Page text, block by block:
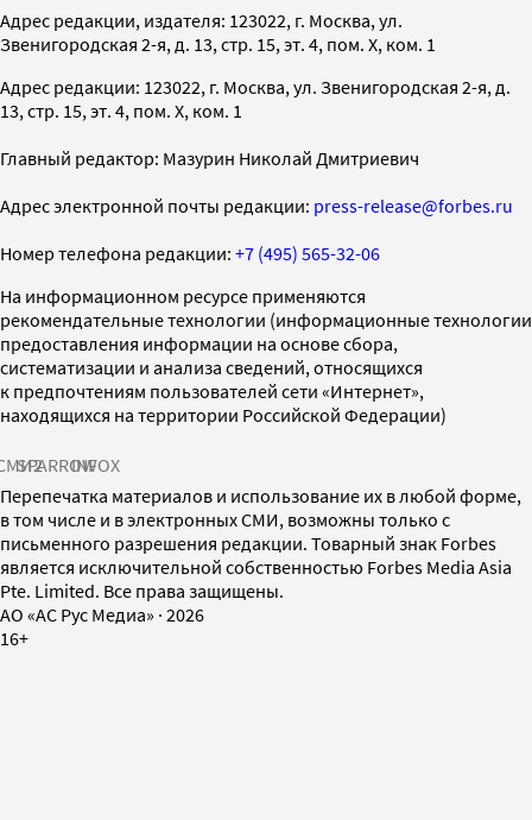
Адрес редакции, издателя: 123022, г. Москва, ул.
Звенигородская 2-я, д. 13, стр. 15, эт. 4, пом. X, ком. 1
Адрес редакции: 123022, г. Москва, ул. Звенигородская 2-я, д.
13, стр. 15, эт. 4, пом. X, ком. 1
Главный редактор: Мазурин Николай Дмитриевич
Адрес электронной почты редакции: press-release@forbes.ru
Номер телефона редакции: +7 (495) 565-32-06
На информационном ресурсе применяются
рекомендательные технологии (информационные технологии
предоставления информации на основе сбора,
систематизации и анализа сведений, относящихся
к предпочтениям пользователей сети «Интернет»,
находящихся на территории Российской Федерации)
SPARROWINFOX
Перепечатка материалов и использование их в любой форме,
в том числе и в электронных СМИ, возможны только с
письменного разрешения редакции. Товарный знак Forbes
является исключительной собственностью Forbes Media Asia
Pte. Limited. Все права защищены.
AO «АС Рус Медиа» · 2026
16+